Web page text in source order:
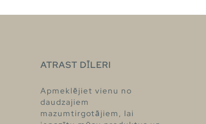
ATRAST DĪLERI
Apmeklējiet vienu no
daudzajiem
mazumtirgotājiem, lai